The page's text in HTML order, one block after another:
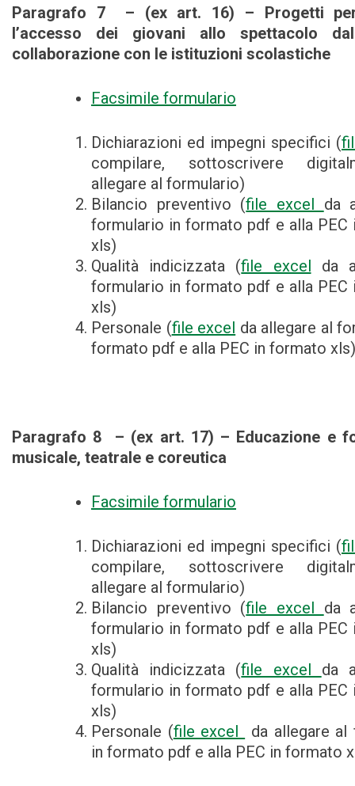
Paragrafo 7 – (ex art. 16) – Progetti
l’accesso dei giovani allo spettacolo
collaborazione con le istituzioni scolastiche
Facsimile formulario
Dichiarazioni ed impegni specifici (
compilare, sottoscrivere
allegare al formulario)
Bilancio preventivo (file excel da
formulario in formato pdf e alla PEC
xls)
Qualità indicizzata (file excel da
formulario in formato pdf e alla PEC
xls)
Personale (file excel da allegare al
formato pdf e alla PEC in formato xls)
Paragrafo 8 – (ex art. 17) – Educazione e
musicale, teatrale e coreutica
Facsimile formulario
Dichiarazioni ed impegni specifici (
compilare, sottoscrivere
allegare al formulario)
Bilancio preventivo (file excel da
formulario in formato pdf e alla PEC
xls)
Qualità indicizzata (file excel da
formulario in formato pdf e alla PEC
xls)
Personale (file excel
da allegare al
in formato pdf e alla PEC in formato